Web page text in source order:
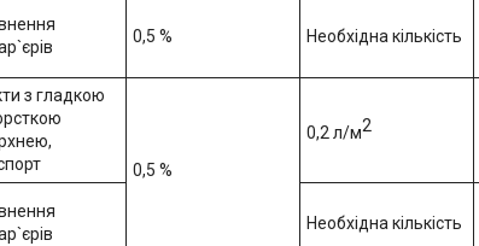
0,5 % Необхідна кількість
з гладкою
0,5 %
0,2 л/м2
Необхідна кількість